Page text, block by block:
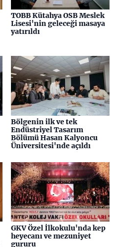
TOBB Kütahya OSB Meslek
Lisesi'nin geleceği masaya
yatırıldı
Bölgenin ilk ve tek
Endüstriyel Tasarım
Bölümü Hasan Kalyoncu
Üniversitesi'nde açıldı
GKV Özel İlkokulu'nda kep
heyecanı ve mezuniyet
gururu